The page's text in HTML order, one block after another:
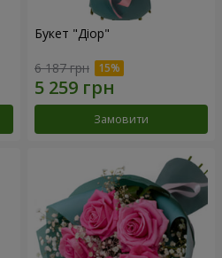
Букет "Діор"
6 187 грн
Замовити